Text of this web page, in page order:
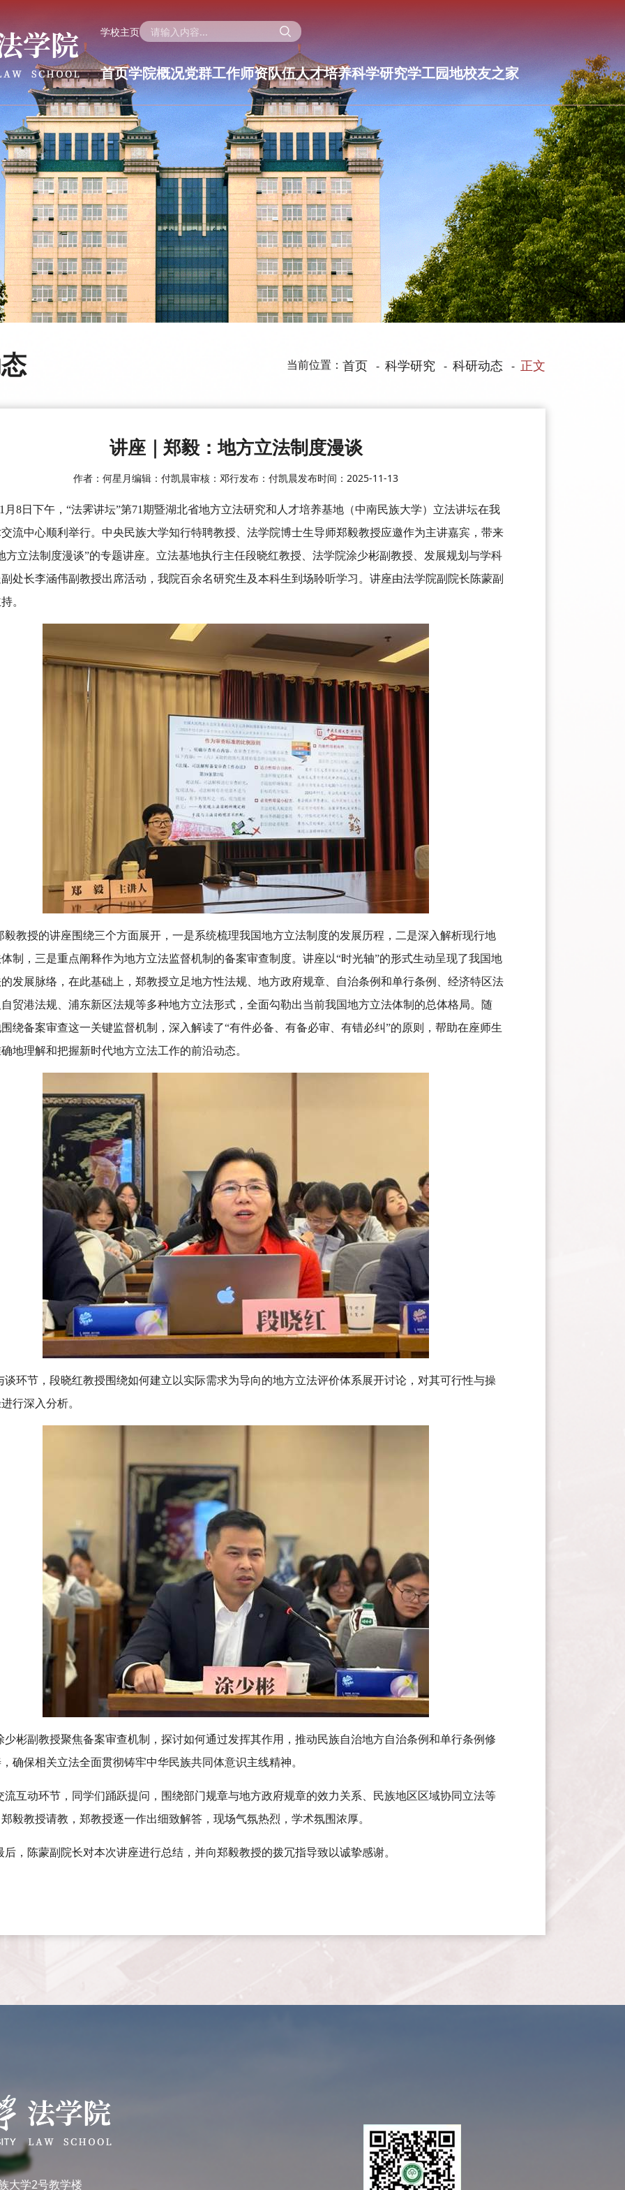
学校主页
首页学院概况党群工作师资队伍人才培养科学研究学工园地校友之家
当前位置： 首页 - 科学研究 - 科研动态 - 正文
讲座｜郑毅：地方立法制度漫谈
作者：何星月编辑：付凯晨审核：邓行发布：付凯晨发布时间：2025-11-13
月8日下午，“法霁讲坛”第71期暨湖北省地方立法研究和人才培养基地（中南民族大学）立法讲坛在我
流中心顺利举行。中央民族大学知行特聘教授、法学院博士生导师郑毅教授应邀作为主讲嘉宾，带来
方立法制度漫谈”的专题讲座。立法基地执行主任段晓红教授、法学院涂少彬副教授、发展规划与学科
处长李涵伟副教授出席活动，我院百余名研究生及本科生到场聆听学习。讲座由法学院副院长陈蒙副
。
毅教授的讲座围绕三个方面展开，一是系统梳理我国地方立法制度的发展历程，二是深入解析现行地
制，三是重点阐释作为地方立法监督机制的备案审查制度。讲座以“时光轴”的形式生动呈现了我国地
发展脉络，在此基础上，郑教授立足地方性法规、地方政府规章、自治条例和单行条例、经济特区法
贸港法规、浦东新区法规等多种地方立法形式，全面勾勒出当前我国地方立法体制的总体格局。随
绕备案审查这一关键监督机制，深入解读了“有件必备、有备必审、有错必纠”的原则，帮助在座师生
地理解和把握新时代地方立法工作的前沿动态。
谈环节，段晓红教授围绕如何建立以实际需求为导向的地方立法评价体系展开讨论，对其可行性与操
行深入分析。
少彬副教授聚焦备案审查机制，探讨如何通过发挥其作用，推动民族自治地方自治条例和单行条例修
确保相关立法全面贯彻铸牢中华民族共同体意识主线精神。
流互动环节，同学们踊跃提问，围绕部门规章与地方政府规章的效力关系、民族地区区域协同立法等
毅教授请教，郑教授逐一作出细致解答，现场气氛热烈，学术氛围浓厚。
后，陈蒙副院长对本次讲座进行总结，并向郑毅教授的拨冗指导致以诚挚感谢。
大学2号教学楼